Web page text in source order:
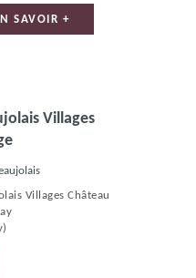
SAVOIR +
Villages
Villages Château